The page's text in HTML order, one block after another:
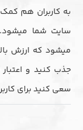
به کاربران هم
سایت شما میشود.
میشود که ارزش
جذب کنید و اعتبار
سعی کنید برای